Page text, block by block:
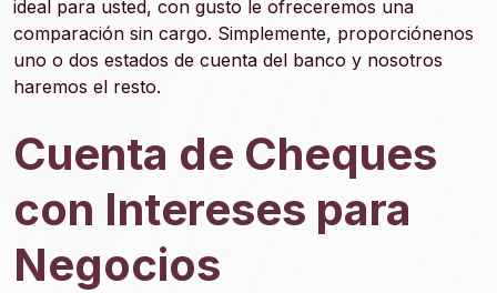
ideal para usted, con gusto le ofreceremos una
comparación sin cargo. Simplemente, proporciónenos
uno o dos estados de cuenta del banco y nosotros
haremos el resto.
Cuenta de Cheques
con Intereses para
Negocios